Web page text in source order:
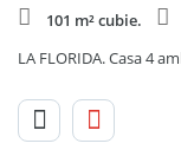
101 m² cubie.
LA FLORIDA. Casa 4